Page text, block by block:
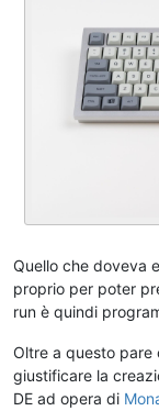
Quello che doveva
proprio per poter
run è quindi
Oltre a questo pare
giustificare la
DE ad opera di